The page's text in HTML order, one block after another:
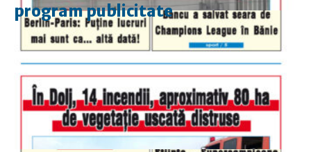
program publicitate
luni-vineri
9.00 - 17.00
duminică
9.00 - 12.00